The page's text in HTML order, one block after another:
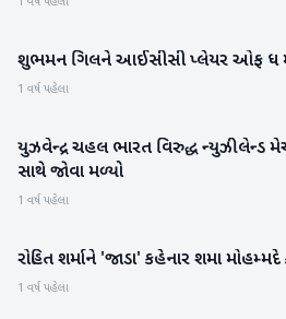
રમતગમત
શુભમન ગિલને આઈસીસી પ્લેયર ઓફ ધ
1 વર્ષ પહેલા
મનોરંજન
યુઝવેન્દ્ર ચહલ ભારત વિરુદ્ધ ન્યુઝીલેન્ડ
સાથે જોવા મળ્યો
1 વર્ષ પહેલા
રાષ્ટ્રીય
રોહિત શર્માને 'જાડા' કહેનાર શમા
1 વર્ષ પહેલા